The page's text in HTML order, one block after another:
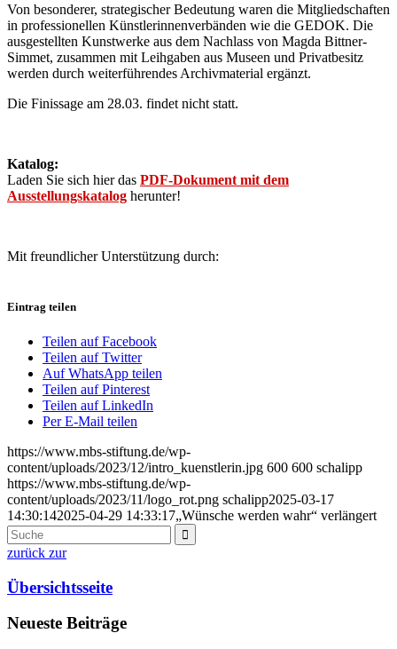
Von besonderer, strategischer Bedeutung waren die Mitgliedschaften
in professionellen Künstlerinnenverbänden wie die GEDOK. Die
ausgestellten Kunstwerke aus dem Nachlass von Magda Bittner-
Simmet, zusammen mit Leihgaben aus Museen und Privatbesitz
werden durch weiterführendes Archivmaterial ergänzt.
Die Finissage am 28.03. findet nicht statt.
Katalog:
Laden Sie sich hier das PDF-Dokument mit dem
Ausstellungskatalog herunter!
Mit freundlicher Unterstützung durch:
Eintrag teilen
Teilen auf Facebook
Teilen auf Twitter
Auf WhatsApp teilen
Teilen auf Pinterest
Teilen auf LinkedIn
Per E-Mail teilen
https://www.mbs-stiftung.de/wp-
content/uploads/2023/12/intro_kuenstlerin.jpg 600 600 schalipp
https://www.mbs-stiftung.de/wp-
content/uploads/2023/11/logo_rot.png schalipp2025-03-17
14:30:142025-04-29 14:33:17„Wünsche werden wahr“ verlängert
zurück zur
Übersichtsseite
Neueste Beiträge